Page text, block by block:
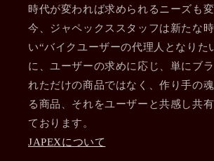
時代が変われば求められるニーズも変
今、ジャペックススタッフは新たな
い“バイクユーザーの代理人となりた
に、ユーザーの求めに応じ、単にブ
れただけの商品ではなく、作り手の
る商品、それをユーザーと共感し共
ております。
JAPEXについて